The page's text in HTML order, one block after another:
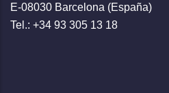
E-08030 Barcelona (España)
Tel.: +34 93 305 13 18